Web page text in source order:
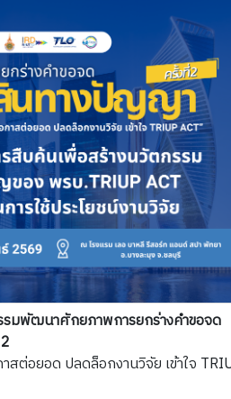
รมพัฒนาศักยภาพการยกร่างคำขอจด
สต่อยอด ปลดล็อกงานวิจัย เข้าใจ